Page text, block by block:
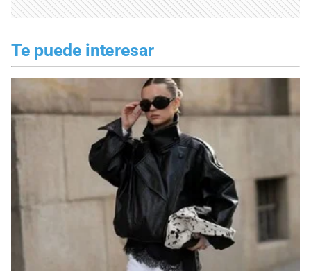
Te puede interesar